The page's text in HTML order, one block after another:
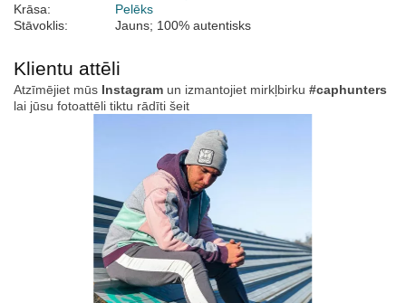
Krāsa:
Pelēks
Stāvoklis:
Jauns; 100% autentisks
Klientu attēli
Atzīmējiet mūs Instagram un izmantojiet mirkļbirku #caphunters
lai jūsu fotoattēli tiktu rādīti šeit